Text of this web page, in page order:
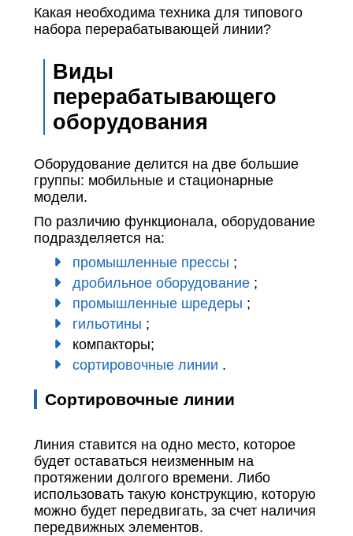
Какая необходима техника для типового
набора перерабатывающей линии?
Виды
перерабатывающего
оборудования
Оборудование делится на две большие
группы: мобильные и стационарные
модели.
По различию функционала, оборудование
подразделяется на:
промышленные прессы ;
дробильное оборудование ;
промышленные шредеры ;
гильотины ;
компакторы;
сортировочные линии .
Сортировочные линии
Линия ставится на одно место, которое
будет оставаться неизменным на
протяжении долгого времени. Либо
использовать такую конструкцию, которую
можно будет передвигать, за счет наличия
передвижных элементов.